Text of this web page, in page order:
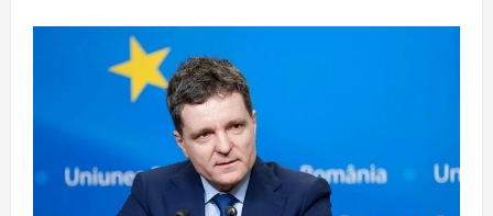
este
Viorel
Pașca,
coordonatorul
rețelei
anchetat
pentru
trafic